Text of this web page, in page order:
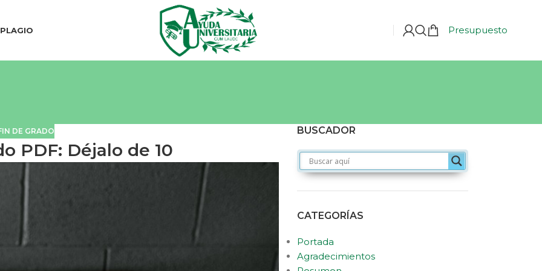
Presupuesto
DE GRADO
PDF: Déjalo de 10
BUSCADOR
CATEGORÍAS
Portada
Agradecimientos